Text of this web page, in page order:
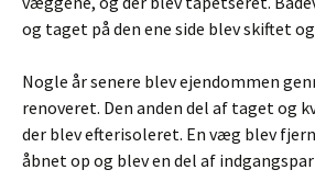
og taget på den ene side blev skiftet
Nogle år senere blev ejendommen
renoveret. Den anden del af taget og
der blev efterisoleret. En væg blev
åbnet op og blev en del af